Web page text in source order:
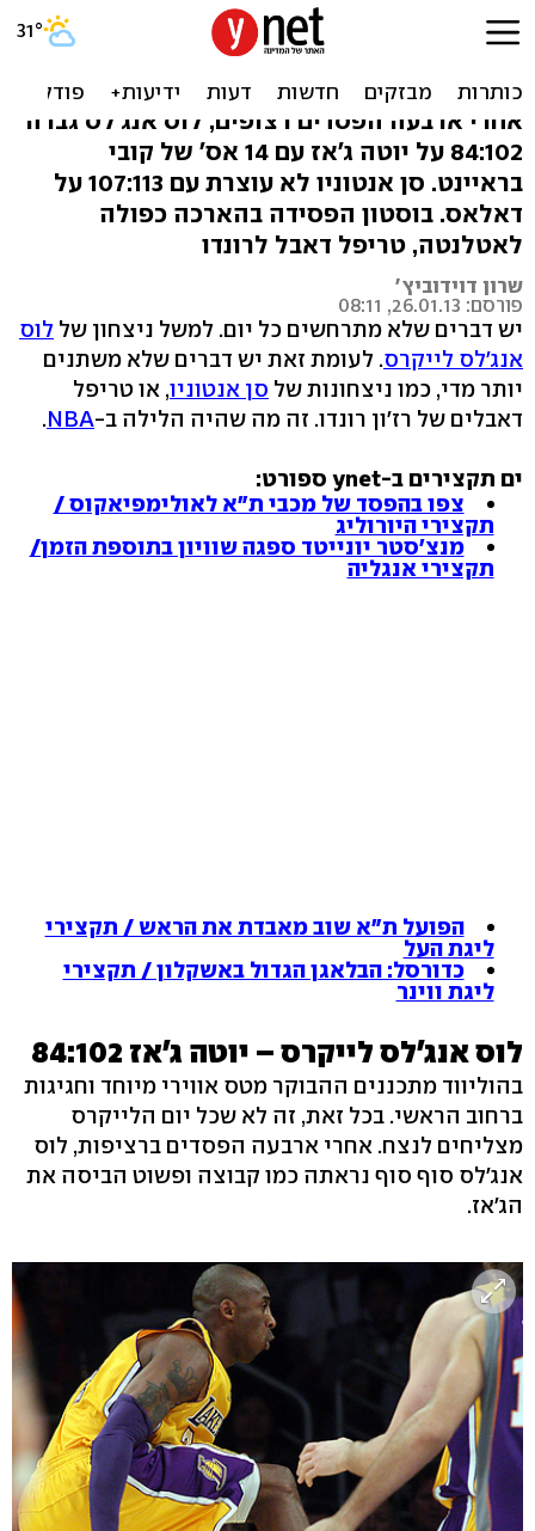
הלייקרס קטעו את המפולת,
אחרי ארבעה הפסדים רצופים, לוס אנג'לס גברה
84:102 על יוטה ג'אז עם 14 אס' של קובי
בראיינט. סן אנטוניו לא עוצרת עם 107:113 על
דאלאס. בוסטון הפסידה בהארכה כפולה
לאטלנטה, טריפל דאבל לרונדו
שרון דוידוביץ'
פורסם: 26.01.13, 08:11
יש דברים שלא מתרחשים כל יום. למשל ניצחון של לוס
אנג'לס לייקרס. לעומת זאת יש דברים שלא משתנים
יותר מדי, כמו ניצחונות של סן אנטוניו, או טריפל
דאבלים של רז'ון רונדו. זה מה שהיה הלילה ב-NBA
.
ים תקצירים ב-ynet ספורט:
צפו בהפסד של מכבי ת"א לאולימפיאקוס /
תקצירי היורוליג
מנצ'סטר יונייטד ספגה שוויון בתוספת הזמן/
תקצירי אנגליה
הפועל ת"א שוב מאבדת את הראש / תקצירי
ליגת העל
כדורסל: הבלאגן הגדול באשקלון / תקצירי
ליגת ווינר
לוס אנג'לס לייקרס – יוטה ג'אז 84:102
בהוליווד מתכננים ההבוקר מטס אווירי מיוחד וחגיגות
ברחוב הראשי. בכל זאת, זה לא שכל יום הלייקרס
מצליחים לנצח. אחרי ארבעה הפסדים ברציפות, לוס
אנג'לס סוף סוף נראתה כמו קבוצה ופשוט הביסה את
הג'אז.